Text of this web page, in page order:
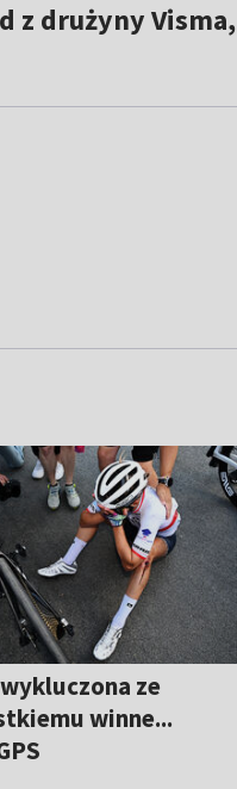
z drużyny Visma,
ze
winne...